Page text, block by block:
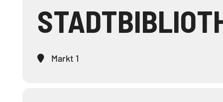
Markt 1